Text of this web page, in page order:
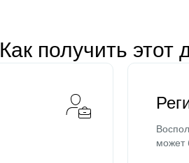
Как получить этот
может